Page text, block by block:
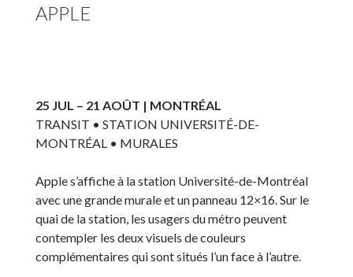
APPLE
25 JUL – 21 AOÛT | MONTRÉAL
TRANSIT • STATION UNIVERSITÉ-DE-
MONTRÉAL • MURALES
Apple s’affiche à la station Université-de-Montréal
avec une grande murale et un panneau 12×16. Sur le
quai de la station, les usagers du métro peuvent
contempler les deux visuels de couleurs
complémentaires qui sont situés l’un face à l’autre.